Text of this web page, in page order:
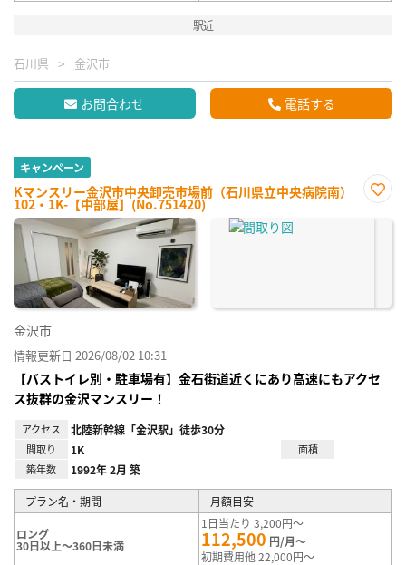
駅近
石川県 金沢市
お問合わせ 電話する
キャンペーン
Kマンスリー金沢市中央卸売市場前（石川県立中央病院南）
102・1K-【中部屋】(No.751420)
に入
金沢市
情報更新日 2026/08/02 10:31
【バストイレ別・駐車場有】金石街道近くにあり高速にもアクセ
ス抜群の金沢マンスリー！
アクセス 北陸新幹線「金沢駅」徒歩30分
間取り 1K
面積
築年数
1992年 2月 築
プラン名・期間 月額目安
ロング
30日以上～360日未満
1日当たり 3,200円～
112,500 円/月～
初期費用他 22,000円～